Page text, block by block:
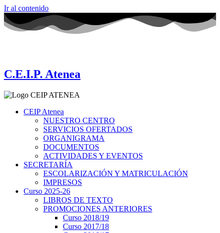
Ir al contenido
C.E.I.P. Atenea
CEIP Atenea
NUESTRO CENTRO
SERVICIOS OFERTADOS
ORGANIGRAMA
DOCUMENTOS
ACTIVIDADES Y EVENTOS
SECRETARÍA
ESCOLARIZACIÓN Y MATRICULACIÓN
IMPRESOS
Curso 2025-26
LIBROS DE TEXTO
PROMOCIONES ANTERIORES
Curso 2018/19
Curso 2017/18